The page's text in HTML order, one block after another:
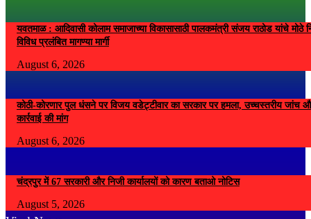
यवतमाळ : आदिवासी कोलाम समाजाच्या विकासासाठी पालकमंत्री संजय राठोड यांचे मोठे
विविध प्रलंबित मागण्या मार्गी
August 6, 2026
कोठी-कोरणार पुल धंसने पर विजय वडेट्टीवार का सरकार पर हमला, उच्चस्तरीय जांच
कार्रवाई की मांग
August 6, 2026
चंद्रपुर में 67 सरकारी और निजी कार्यालयों को कारण बताओ नोटिस
August 5, 2026